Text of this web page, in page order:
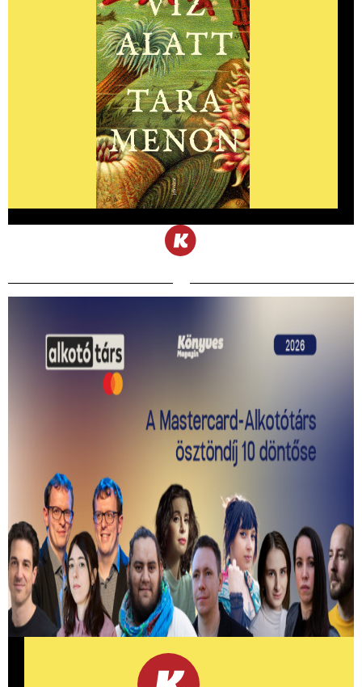
Kiválasztották a 2026-os Mastercard -
Alkotótárs ösztöndíj 10 döntősét!
Közülük kerül ki a két győztes.